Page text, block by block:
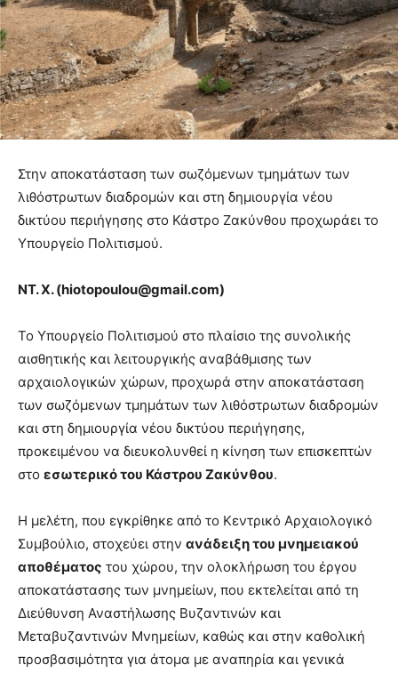
Στην αποκατάσταση των σωζόμενων τμημάτων των
λιθόστρωτων διαδρομών και στη δημιουργία νέου
δικτύου περιήγησης στο Κάστρο Ζακύνθου προχωράει το
Υπουργείο Πολιτισμού.
ΝΤ. Χ. (hiotopoulou@gmail.com)
Το Υπουργείο Πολιτισμού στο πλαίσιο της συνολικής
αισθητικής και λειτουργικής αναβάθμισης των
αρχαιολογικών χώρων, προχωρά στην αποκατάσταση
των σωζόμενων τμημάτων των λιθόστρωτων διαδρομών
και στη δημιουργία νέου δικτύου περιήγησης,
προκειμένου να διευκολυνθεί η κίνηση των επισκεπτών
στο εσωτερικό του Κάστρου Ζακύνθου.
Η μελέτη, που εγκρίθηκε από το Κεντρικό Αρχαιολογικό
Συμβούλιο, στοχεύει στην ανάδειξη του μνημειακού
αποθέματος του χώρου, την ολοκλήρωση του έργου
αποκατάστασης των μνημείων, που εκτελείται από τη
Διεύθυνση Αναστήλωσης Βυζαντινών και
Μεταβυζαντινών Μνημείων, καθώς και στην καθολική
προσβασιμότητα για άτομα με αναπηρία και γενικά